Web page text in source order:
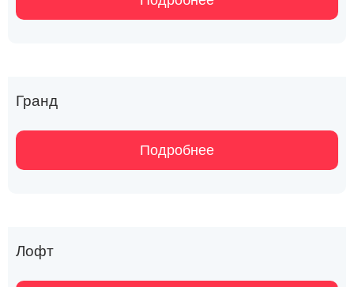
Гранд
Подробнее
Лофт